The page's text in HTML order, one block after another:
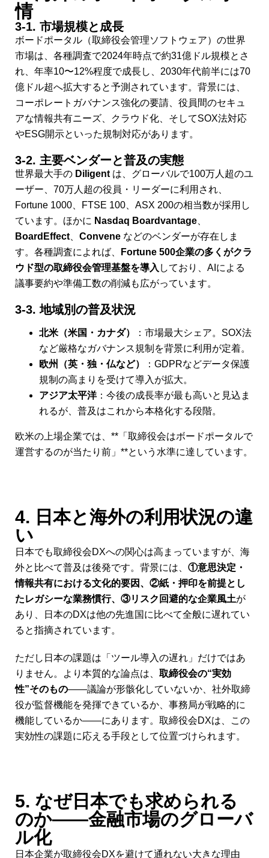
情
3-1. 市場規模と成長
ボードポータル（取締役会管理ソフトウェア）の世界
市場は、各種調査で2024年時点で約31億ドル規模とさ
れ、年率10〜12%程度で成長し、2030年代前半には70
億ドル超へ拡大すると予測されています。背景には、
コーポレートガバナンス強化の要請、役員間のセキュ
アな情報共有ニーズ、クラウド化、そしてSOX法対応
やESG開示といった規制対応があります。
3-2. 主要ベンダーと普及の実態
世界最大手の Diligent は、グローバルで100万人超のユ
ーザー、70万人超の役員・リーダーに利用され、
Fortune 1000、FTSE 100、ASX 200の相当数が採用し
ています。ほかに Nasdaq Boardvantage
BoardEffect
Convene などのベンダーが存在しま
す。各種調査によれば、
Fortune 500企業の多くがクラ
ウド型の取締役会管理基盤を導入 しており、AIによる
議事要約や準備工数の削減も広がっています。
3-3. 地域別の普及状況
北米（米国・カナダ）
：市場最大シェア。SOX法
など厳格なガバナンス規制を背景に利用が定着。
欧州（英・独・仏など）
：GDPRなどデータ保護
規制の高まりを受けて導入が拡大。
アジア太平洋：今後の成長率が最も高いと見込ま
れるが、普及はこれから本格化する段階。
欧米の上場企業では、**「取締役会はボードポータルで
運営するのが当たり前」**という水準に達しています。
4. 日本と海外の利用状況の違
い
日本でも取締役会DXへの関心は高まっていますが、海
外と比べて普及は後発です。背景には、 ①意思決定・
情報共有における文化的要因、②紙・押印を前提とし
たレガシーな業務慣行、③リスク回避的な企業風土が
あり、日本のDXは他の先進国に比べて全般に遅れてい
ると指摘されています。
ただし日本の課題は「ツール導入の遅れ」だけではあ
りません。より本質的な論点は、 取締役会の“実効
性”そのもの――議論が形骸化していないか、社外取締
役が監督機能を発揮できているか、事務局が戦略的に
機能しているか――にあります。取締役会DXは、この
実効性の課題に応える手段として位置づけられます。
5. なぜ日本でも求められる
のか――金融市場のグローバ
ル化
日本企業が取締役会DXを避けて通れない大きな理由